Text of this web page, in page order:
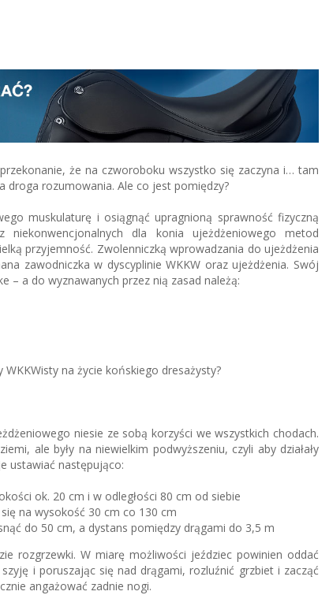
że na czworoboku wszystko się zaczyna i… tam
droga rozumowania. Ale co jest pomiędzy?
muskulaturę i osiągnąć upragnioną sprawność fizyczną
dla konia ujeżdżeniowego metod
przyjemność. Zwolenniczką wprowadzania do ujeżdżenia
zawodniczka w dyscyplinie WKKW oraz ujeżdżenia. Swój
– a do wyznawanych przez nią zasad należą:
na życie końskiego dresażysty?
niesie ze sobą korzyści we wszystkich chodach.
ale były na niewielkim podwyższeniu, czyli aby działały
ustawiać następująco:
ok. 20 cm i w odległości 80 cm od siebie
na wysokość 30 cm co 130 cm
do 50 cm, a dystans pomiędzy drągami do 3,5 m
rozgrzewki. W miarę możliwości jeździec powinien oddać
i poruszając się nad drągami, rozluźnić grzbiet i zacząć
angażować zadnie nogi.